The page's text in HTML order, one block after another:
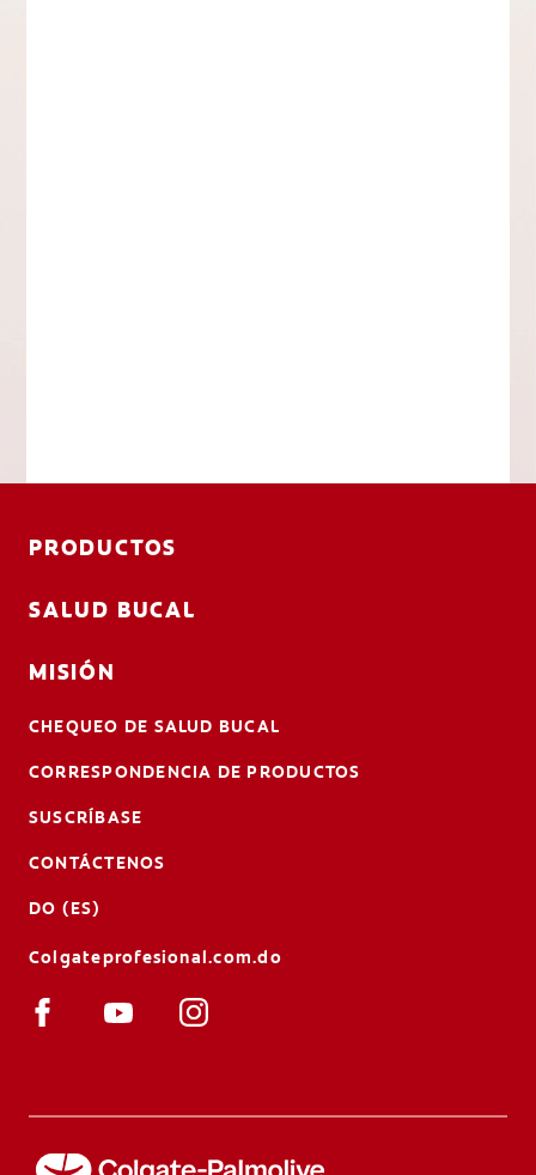
PRODUCTOS
SALUD BUCAL
MISIÓN
CHEQUEO DE SALUD BUCAL
CORRESPONDENCIA DE PRODUCTOS
SUSCRÍBASE
CONTÁCTENOS
DO (ES)
Colgateprofesional.com.do